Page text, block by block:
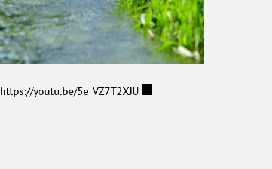
https://youtu.be/5e_VZ7T2XJU Externer Link wird in einem